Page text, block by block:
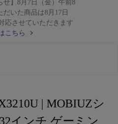
せ】8月7日（金）午前8
だいた商品は8月17日
応させていただきます
こちら
| MOBIUZシ
インチ ゲーミン